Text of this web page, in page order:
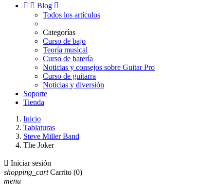
  Blog 
Todos los artículos
Categorías
Curso de bajo
Teoría musical
Curso de batería
Noticias y consejos sobre Guitar Pro
Curso de guitarra
Noticias y diversión
Soporte
Tienda
Inicio
Tablaturas
Steve Miller Band
The Joker
 Iniciar sesión
shopping_cart Carrito (0)
menu